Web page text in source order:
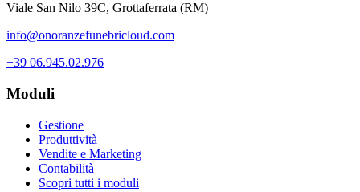
Viale San Nilo 39C, Grottaferrata (RM)
info@onoranzefunebricloud.com
+39 06.945.02.976
Moduli
Gestione
Produttività
Vendite e Marketing
Contabilità
Scopri tutti i moduli